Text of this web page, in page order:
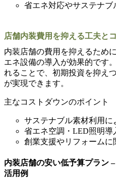
省エネ対応やサステナブ
店舗内装費用を抑える工夫と
内装店舗の費用を抑えるため
エネ設備の導入が効果的です
れることで、初期投資を抑え
が実現できます。
主なコストダウンのポイント
サステナブル素材利用に
省エネ空調・LED照明導
創業支援やリフォームに
内装店舗の安い低予算プラン
活用例